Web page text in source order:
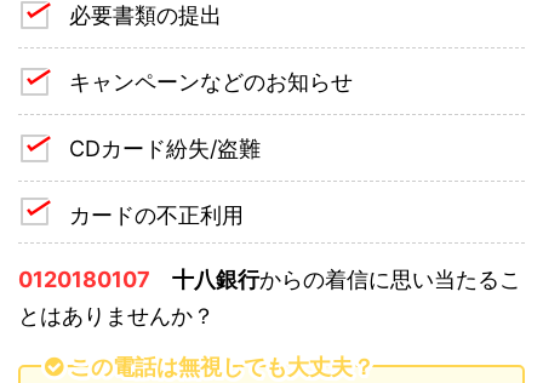
必要書類の提出
キャンペーンなどのお知らせ
CDカード紛失/盗難
カードの不正利用
0120180107 十八銀行からの着信に思い当たるこ
とはありませんか？
この電話は無視しても大丈夫？